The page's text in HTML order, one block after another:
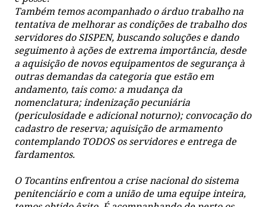
Também temos acompanhado o árduo trabalho na
tentativa de melhorar as condições de trabalho dos
servidores do SISPEN, buscando soluções e dando
seguimento à ações de extrema importância, desde
a aquisição de novos equipamentos de segurança à
outras demandas da categoria que estão em
andamento, tais como: a mudança da
nomenclatura; indenização pecuniária
(periculosidade e adicional noturno); convocação do
cadastro de reserva; aquisição de armamento
contemplando TODOS os servidores e entrega de
fardamentos.
O Tocantins enfrentou a crise nacional do sistema
penitenciário e com a união de uma equipe inteira,